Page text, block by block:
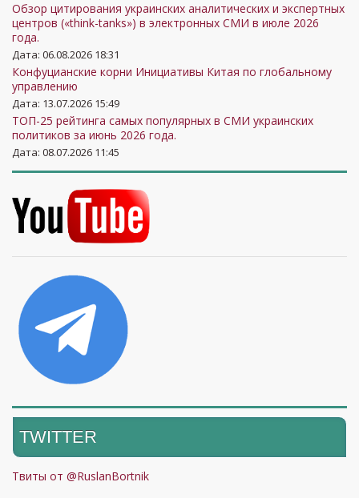
Обзор цитирования украинских аналитических и экспертных
центров («think-tanks») в электронных СМИ в июле 2026
года.
Дата: 06.08.2026 18:31
Конфуцианские корни Инициативы Китая по глобальному
управлению
Дата: 13.07.2026 15:49
ТОП-25 рейтинга самых популярных в СМИ украинских
политиков за июнь 2026 года.
Дата: 08.07.2026 11:45
TWITTER
Твиты от @RuslanBortnik